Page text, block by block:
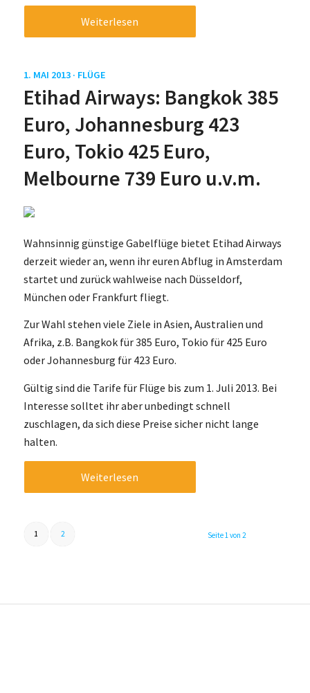
Weiterlesen
1. MAI 2013 · FLÜGE
Etihad Airways: Bangkok 385
Euro, Johannesburg 423
Euro, Tokio 425 Euro,
Melbourne 739 Euro u.v.m.
Wahnsinnig günstige Gabelflüge bietet Etihad Airways
derzeit wieder an, wenn ihr euren Abflug in Amsterdam
startet und zurück wahlweise nach Düsseldorf,
München oder Frankfurt fliegt.
Zur Wahl stehen viele Ziele in Asien, Australien und
Afrika, z.B. Bangkok für 385 Euro, Tokio für 425 Euro
oder Johannesburg für 423 Euro.
Gültig sind die Tarife für Flüge bis zum 1. Juli 2013. Bei
Interesse solltet ihr aber unbedingt schnell
zuschlagen, da sich diese Preise sicher nicht lange
halten.
Weiterlesen
Seite 1 von 2
1 2